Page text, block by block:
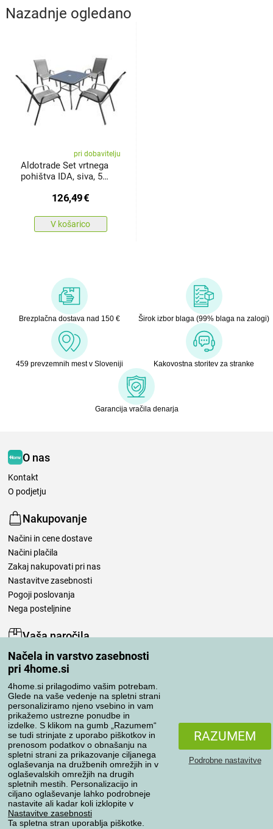
Načela in varstvo zasebnosti
pri 4home.si
4home.si prilagodimo vašim potrebam.
Glede na vaše vedenje na spletni strani
personaliziramo njeno vsebino in vam
prikažemo ustrezne ponudbe in
izdelke. S klikom na gumb „Razumem“
se tudi strinjate z uporabo piškotkov in
prenosom podatkov o obnašanju na
spletni strani za prikazovanje ciljanega
oglaševanja na družbenih omrežjih in v
oglaševalskih omrežjih na drugih
spletnih mestih. Personalizacijo in
ciljano oglaševanje lahko podrobneje
nastavite ali kadar koli izklopite v
Nastavitve zasebnosti
Ta spletna stran uporablja piškotke.
RAZUMEM
Podrobne nastavitve
Nazadnje ogledano
pri dobavitelju
Aldotrade Set vrtnega
pohištva IDA, siva, 5
126,49€
V košarico
Brezplačna dostava nad 150 € Širok izbor blaga (99% blaga na zalogi)
459 prevzemnih mest v Sloveniji Kakovostna storitev za stranke
Garancija vračila denarja
O nas
Kontakt
O podjetju
Nakupovanje
Načini in cene dostave
Načini plačila
Zakaj nakupovati pri nas
Nastavitve zasebnosti
Pogoji poslovanja
Nega posteljnine
Vaša naročila
Moj račun
Pregled naročil
Reklamacija
Odstop od kupoprodajne pogodbe
Pravila obdelave ocen
Načini prevoza
Načini plačila